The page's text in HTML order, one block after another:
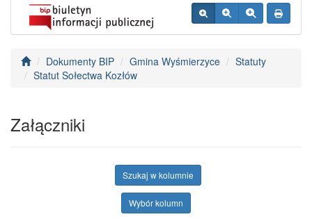
Dokumenty BIP Gmina Wyśmierzyce
Statuty
Statut Sołectwa Kozłów
Załączniki
Szukaj w kolumnie
Wybór kolumn